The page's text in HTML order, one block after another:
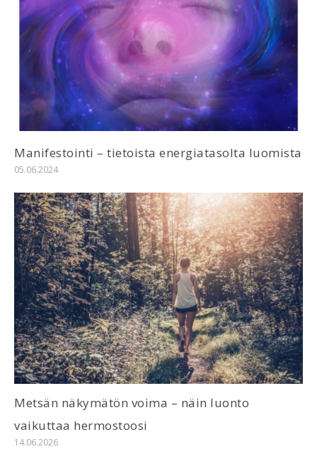
Manifestointi – tietoista energiatasolta luomista
05.06.2024
Metsän näkymätön voima – näin luonto
vaikuttaa hermostoosi
14.06.2026